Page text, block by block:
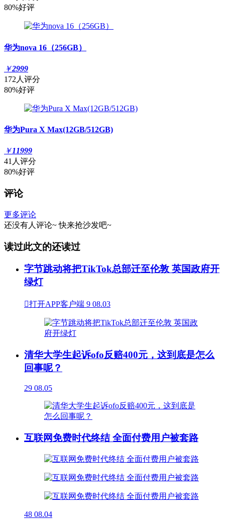
80%好评
华为nova 16（256GB）
￥2999
172人评分
80%好评
华为Pura X Max(12GB/512GB)
￥11999
41人评分
80%好评
评论
更多评论
还没有人评论~ 快来抢沙发吧~
读过此文的还读过
字节跳动将把TikTok总部迁至伦敦 英国政府开
绿灯
打开APP客户端 9 08.03
清华大学生起诉ofo反赔400元，这到底是怎么
回事呢？
29 08.05
互联网免费时代终结 全面付费用户被套路
48 08.04